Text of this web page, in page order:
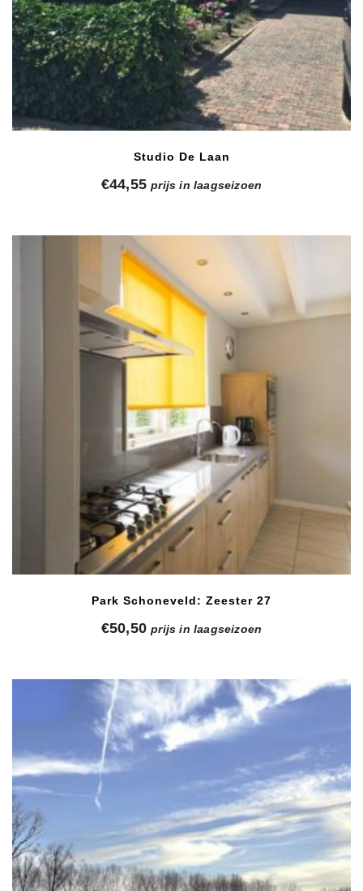
Studio De Laan
€44,55 prijs in laagseizoen
Park Schoneveld: Zeester 27
€50,50 prijs in laagseizoen